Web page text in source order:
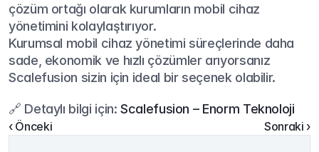
çözüm ortağı olarak kurumların mobil cihaz
yönetimini kolaylaştırıyor.
Kurumsal mobil cihaz yönetimi süreçlerinde daha
sade, ekonomik ve hızlı çözümler arıyorsanız
Scalefusion sizin için ideal bir seçenek olabilir.
🔗 Detaylı bilgi için: Scalefusion – Enorm Teknoloji
‹ Önceki Sonraki ›